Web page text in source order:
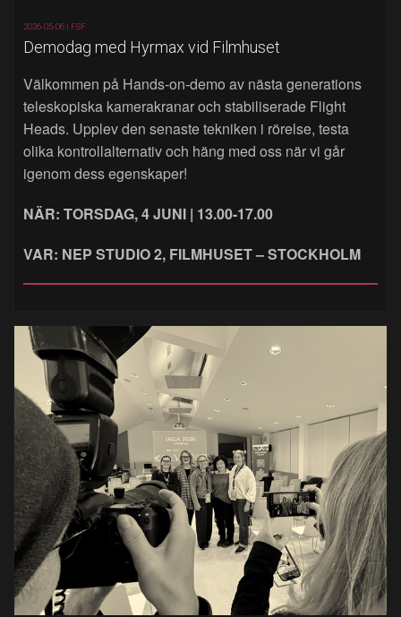
2026-05-06 | FSF
Demodag med Hyrmax vid Filmhuset
Välkommen på Hands‑on‑demo av nästa generations
teleskopiska kamerakranar och stabiliserade Flight
Heads. Upplev den senaste tekniken i rörelse, testa
olika kontrollalternativ och häng med oss när vi går
igenom dess egenskaper!
NÄR: TORSDAG, 4 JUNI | 13.00-17.00
VAR: NEP STUDIO 2, FILMHUSET – STOCKHOLM